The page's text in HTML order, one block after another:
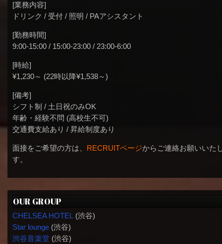
[業務内容]
ドリンク / 受付 / 照明 / PAアシスタント
[勤務時間]
9:00-15:00 / 15:00-23:00 / 23:00-6:00
[時給]
¥1,230～ (22時以降¥1,538～)
[備考]
シフト制 / 土日祝のみOK
年齢・経験不問 (高校生不可)
交通費支給あり / 昇給制度あり
面接をご希望の方は、 RECRUITページからご連絡お願いいた
す。
OUR GROUP
CHELSEA HOTEL (渋谷)
Star lounge(渋谷)
渋谷音楽堂(渋谷)